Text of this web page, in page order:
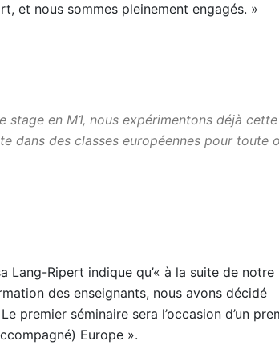
et nous sommes pleinement engagés. »
stage en M1, nous expérimentons déjà cette
dans des classes européennes pour toute
Lang-Ripert indique qu’« à la suite de notre
des enseignants, nous avons décidé
premier séminaire sera l’occasion d’un
Europe ».